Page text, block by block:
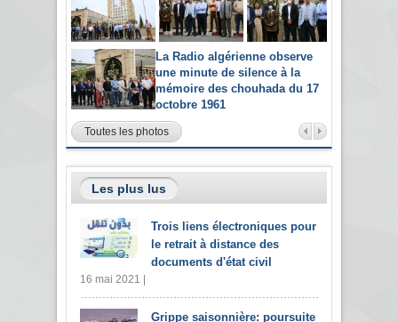
La Radio algérienne observe
une minute de silence à la
mémoire des chouhada du 17
octobre 1961
Toutes les photos
Les plus lus
Trois liens électroniques pour
le retrait à distance des
documents d'état civil
16 mai 2021 |
Grippe saisonnière: poursuite